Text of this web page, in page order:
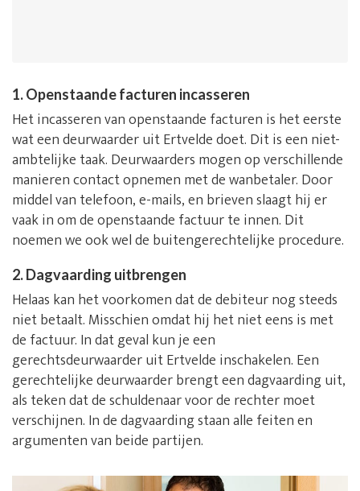
1. Openstaande facturen incasseren
Het incasseren van openstaande facturen is het eerste
wat een deurwaarder uit Ertvelde doet. Dit is een niet-
ambtelijke taak. Deurwaarders mogen op verschillende
manieren contact opnemen met de wanbetaler. Door
middel van telefoon, e-mails, en brieven slaagt hij er
vaak in om de openstaande factuur te innen. Dit
noemen we ook wel de buitengerechtelijke procedure.
2. Dagvaarding uitbrengen
Helaas kan het voorkomen dat de debiteur nog steeds
niet betaalt. Misschien omdat hij het niet eens is met
de factuur. In dat geval kun je een
gerechtsdeurwaarder uit Ertvelde inschakelen. Een
gerechtelijke deurwaarder brengt een dagvaarding uit,
als teken dat de schuldenaar voor de rechter moet
verschijnen. In de dagvaarding staan alle feiten en
argumenten van beide partijen.